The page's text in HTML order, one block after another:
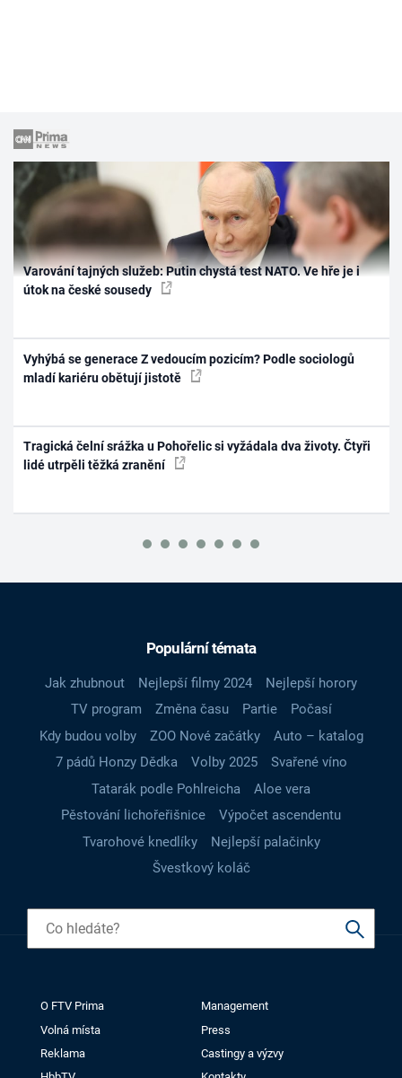
Varování tajných služeb: Putin chystá test NATO. Ve hře je i
útok na české sousedy
Vyhýbá se generace Z vedoucím pozicím? Podle sociologů
mladí kariéru obětují jistotě
Tragická čelní srážka u Pohořelic si vyžádala dva životy. Čtyři
lidé utrpěli těžká zranění
Populární témata
Jak zhubnout Nejlepší filmy 2024
Nejlepší horory
TV program
Změna času Partie
Počasí
Kdy budou volby
ZOO Nové začátky
Auto – katalog
7 pádů Honzy Dědka
Volby 2025
Svařené víno
Tatarák podle Pohlreicha
Aloe vera
Pěstování lichořeřišnice
Výpočet ascendentu
Tvarohové knedlíky
Nejlepší palačinky
Švestkový koláč
O FTV Prima
Management
Volná místa
Press
Reklama
Castingy a výzvy